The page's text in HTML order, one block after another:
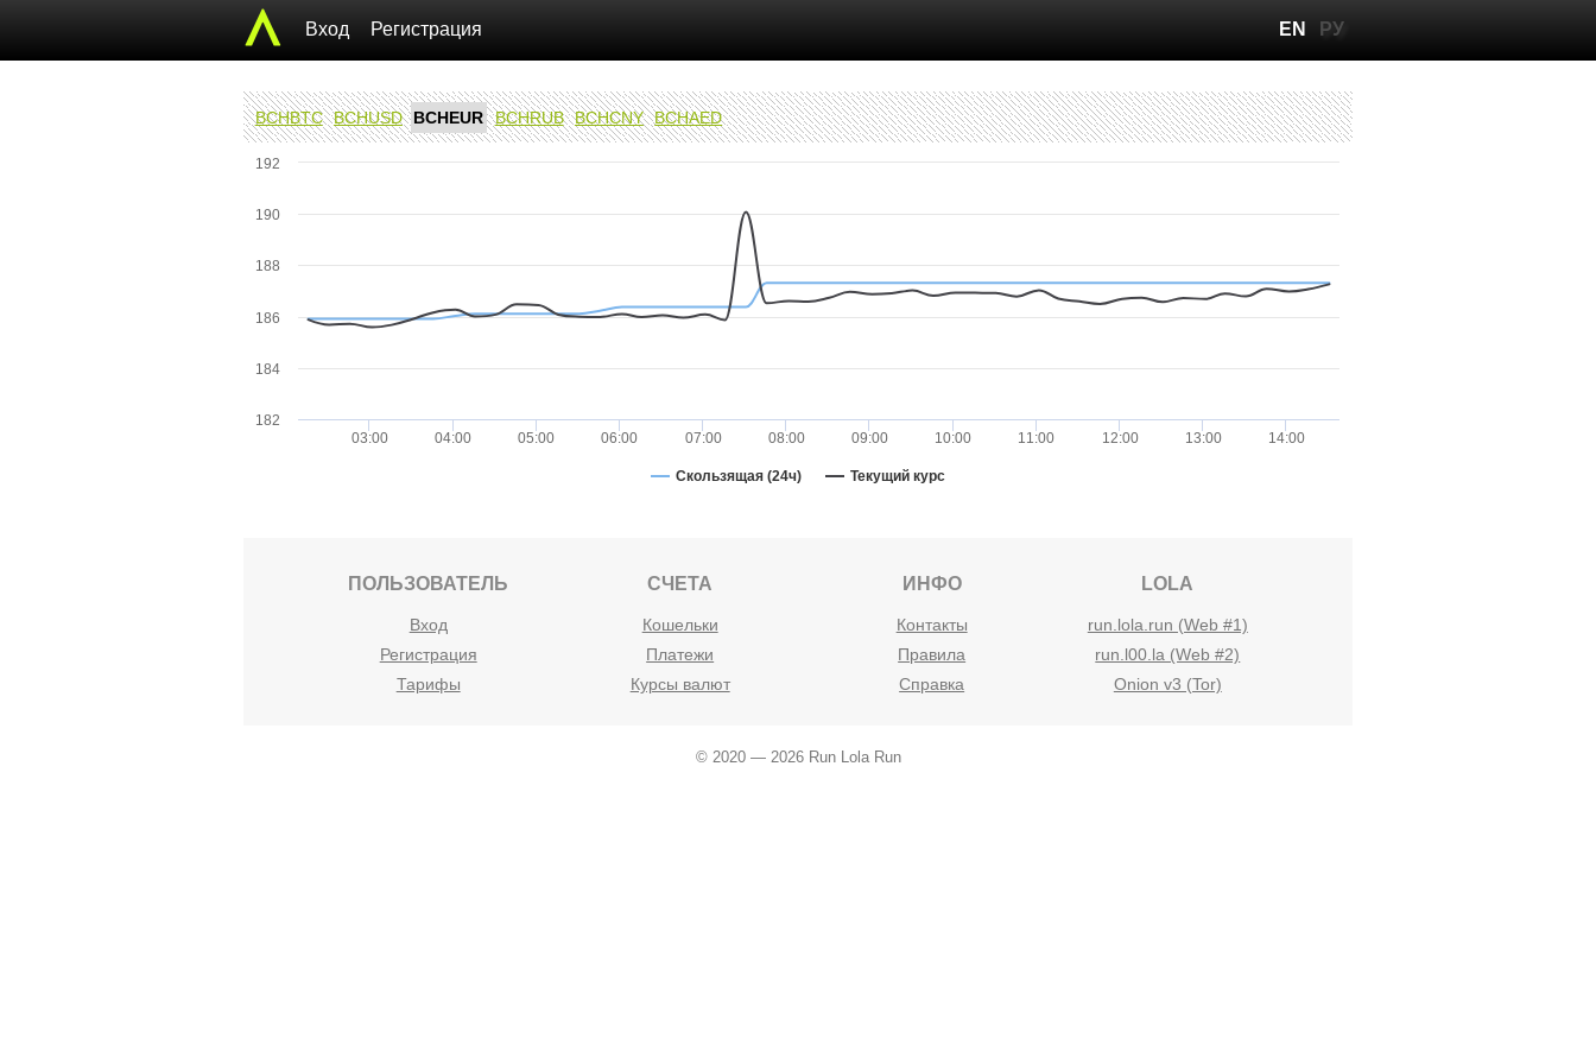
Вход Регистрация EN РУ
BCHBTC BCHUSD BCHEUR BCHRUB BCHCNY BCHAED
Скользящая (24ч) Текущий курс
03:00 04:00 05:00 06:00 07:00 08:00 09:00 10:00 11:00 12:00 13:00 14:00
182
184
186
188
190
192
ПОЛЬЗОВАТЕЛЬ
Вход
Регистрация
Тарифы
СЧЕТА
Кошельки
Платежи
Курсы валют
ИНФО
Контакты
Правила
Справка
LOLA
run.lola.run (Web #1)
run.l00.la (Web #2)
Onion v3 (Tor)
© 2020 — 2026 Run Lola Run